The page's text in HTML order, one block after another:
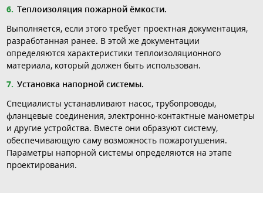
Теплоизоляция пожарной ёмкости.
Выполняется, если этого требует проектная документация,
разработанная ранее. В этой же документации
определяются характеристики теплоизоляционного
материала, который должен быть использован.
Установка напорной системы.
Специалисты устанавливают насос, трубопроводы,
фланцевые соединения, электронно-контактные манометры
и другие устройства. Вместе они образуют систему,
обеспечивающую саму возможность пожаротушения.
Параметры напорной системы определяются на этапе
проектирования.